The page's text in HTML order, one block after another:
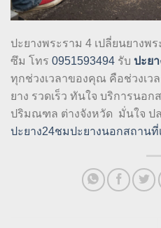
ปะยางพระราม 4 เปลี่ยนยางพ
ซึม โทร 0951593494 รับ ปะย
ทุกช่วงเวลาของคุณ คือช่วงเว
ยาง รวดเร็ว ทันใจ บริการนอ
ปริมณฑล ต่างจังหวัด มั่นใจ ปล
ปะยาง24ชมปะยางนอกสถานที่